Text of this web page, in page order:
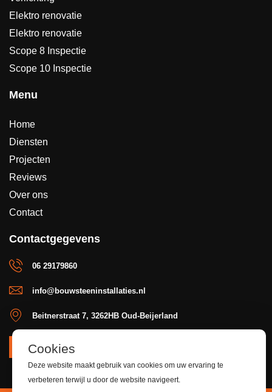
Elektro renovatie
Elektro renovatie
Scope 8 Inspectie
Scope 10 Inspectie
Menu
Home
Diensten
Projecten
Reviews
Over ons
Contact
Contactgegevens
06 29179860
info@bouwsteeninstallaties.nl
Beitnerstraat 7, 3262HB Oud-Beijerland
OFFERTE
Cookies
Deze website maakt gebruik van cookies om uw ervaring te
verbeteren terwijl u door de website navigeert.